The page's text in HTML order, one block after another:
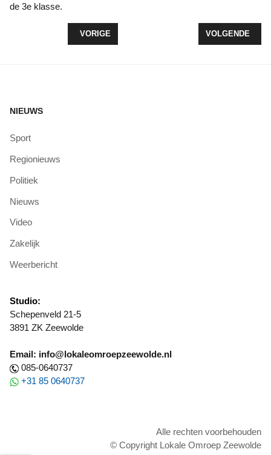
de 3e klasse.
VORIG ARTIKEL: WINST VOOR THE HARRIERS
VORIGE VOLGENDE
VOLGENDE
NIEUWS
Sport
Regionieuws
Politiek
Nieuws
Video
Zakelijk
Weerbericht
Studio:
Schepenveld 21-5
3891 ZK Zeewolde
Email: info@lokaleomroepzeewolde.nl
085-0640737
+31 85 0640737
Alle rechten voorbehouden
© Copyright Lokale Omroep Zeewolde